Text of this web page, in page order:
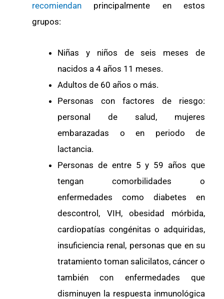
recomiendan principalmente en estos
grupos:
Niñas y niños de seis meses de
nacidos a 4 años 11 meses.
Adultos de 60 años o más.
Personas con factores de riesgo:
personal de salud, mujeres
embarazadas o en periodo de
lactancia.
Personas de entre 5 y 59 años que
tengan comorbilidades o
enfermedades como diabetes en
descontrol, VIH, obesidad mórbida,
cardiopatías congénitas o adquiridas,
insuficiencia renal, personas que en su
tratamiento toman salicilatos, cáncer o
también con enfermedades que
disminuyen la respuesta inmunológica